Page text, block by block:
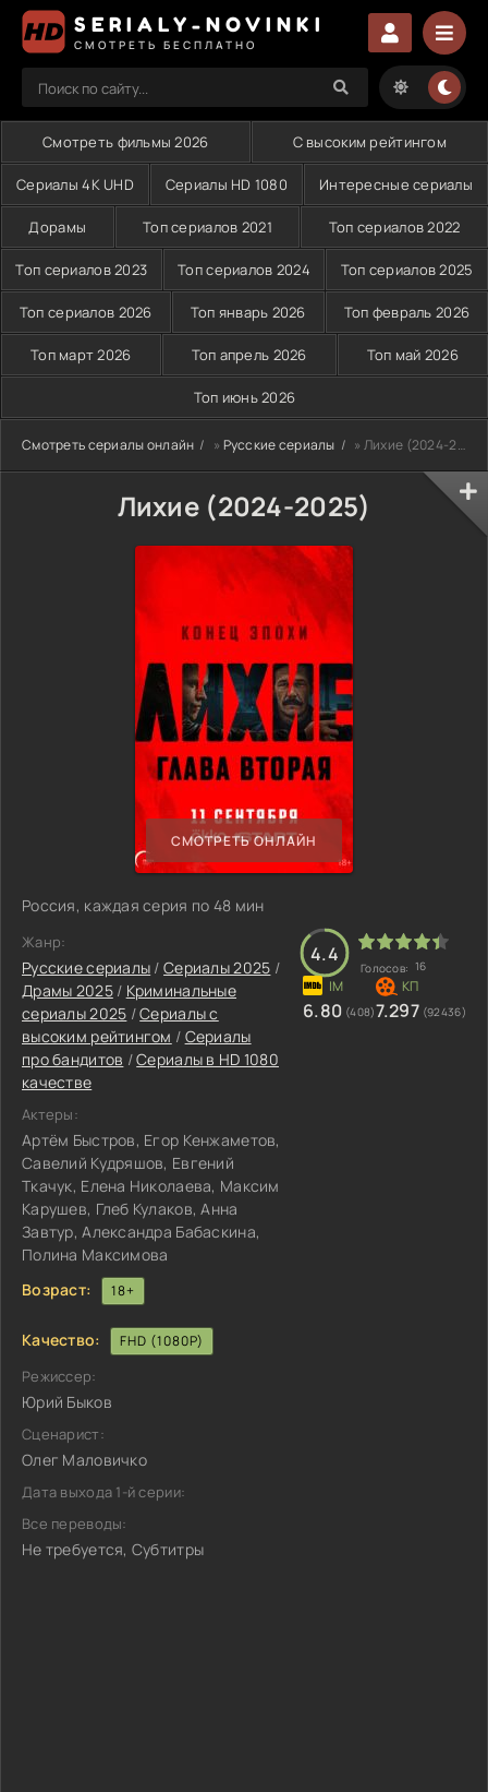
SERIALY-NOVINKI
СМОТРЕТЬ БЕСПЛАТНО
Смотреть фильмы 2026 С высоким рейтингом
Сериалы 4K UHD Сериалы HD 1080 Интересные сериалы
Дорамы Топ сериалов 2021 Топ сериалов 2022
Топ сериалов 2023 Топ сериалов 2024 Топ сериалов 2025
Топ сериалов 2026 Топ январь 2026 Топ февраль 2026
Топ март 2026 Топ апрель 2026 Топ май 2026
Топ июнь 2026
Смотреть сериалы онлайн » Русские сериалы » Лихие (2024-2025)
Лихие (2024-2025)
СМОТРЕТЬ ОНЛАЙН
Россия, каждая серия по 48 мин
Жанр:
Русские сериалы /Сериалы 2025 /
Драмы 2025/ Криминальные
сериалы 2025 /Сериалы с
высоким рейтингом / Сериалы
про бандитов /Сериалы в HD 1080
качестве
Актеры:
Артём Быстров, Егор Кенжаметов,
Савелий Кудряшов, Евгений
Ткачук, Елена Николаева, Максим
Карушев, Глеб Кулаков, Анна
Завтур, Александра Бабаскина,
Полина Максимова
Возраст:
18+
4.4
Голосов: 16
6.80 (408)7.297 (92436)
Качество: FHD (1080P)
Режиссер:
Юрий Быков
Сценарист:
Олег Маловичко
Дата выхода 1-й серии:
Все переводы:
Не требуется, Субтитры